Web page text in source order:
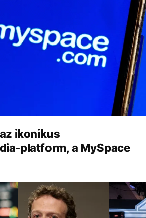
ikonikus
platform, a MySpace